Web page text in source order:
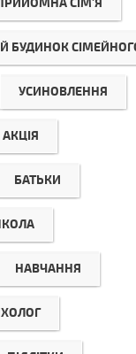
БУДИНОК
УСИНОВЛЕННЯ
АКЦІЯ
БАТЬКИ
НАВЧАННЯ